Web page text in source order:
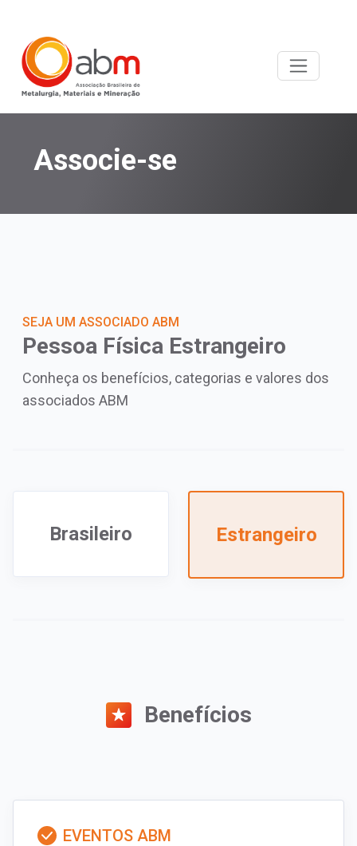
Associe-se
SEJA UM ASSOCIADO ABM
Pessoa Física Estrangeiro
Conheça os benefícios, categorias e valores dos
associados ABM
Brasileiro Estrangeiro
Benefícios
EVENTOS ABM